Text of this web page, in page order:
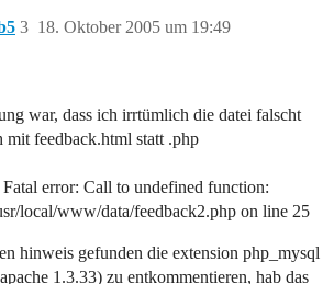
18. Oktober 2005 um 19:49
3
war, dass ich irrtümlich die datei falscht
mit feedback.html statt .php
error: Call to undefined function:
local/www/data/feedback2.php on line 25
hinweis gefunden die extension php_mysql
1.3.33) zu entkommentieren, hab das